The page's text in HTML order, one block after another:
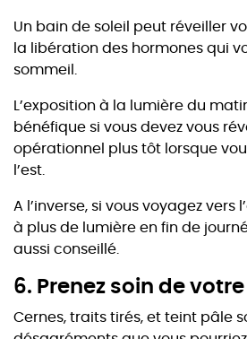
Un bain de soleil peut réveiller
la libération des hormones qui
sommeil.
L’exposition à la lumière du
bénéfique si vous devez vous
opérationnel plus tôt lorsque
l’est.
A l’inverse, si vous voyagez vers
à plus de lumière en fin de
aussi conseillé.
6. Prenez soin de
Cernes, traits tirés, et teint pâle